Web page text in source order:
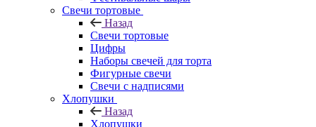
Свечи тортовые
Назад
Свечи тортовые
Цифры
Наборы свечей для торта
Фигурные свечи
Свечи с надписями
Хлопушки
Назад
Хлопушки